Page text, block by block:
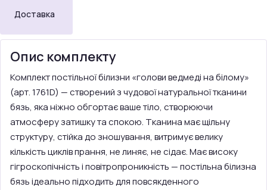
Доставка
Опис комплекту
Комплект постільної білизни «голови ведмеді на білому»
(арт. 1761D) — створений з чудової натуральної тканини
бязь, яка ніжно обгортає ваше тіло, створюючи
атмосферу затишку та спокою. Тканина має щільну
структуру, стійка до зношування, витримує велику
кількість циклів прання, не линяє, не сідає. Має високу
гігроскопічність і повітропроникність — постільна білизна
бязь ідеально підходить для повсякденного